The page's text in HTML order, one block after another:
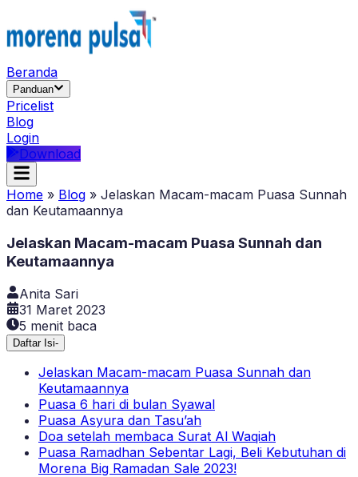
Beranda
Panduan
Pricelist
Blog
Login
Download
Home » Blog » Jelaskan Macam-macam Puasa Sunnah
dan Keutamaannya
Jelaskan Macam-macam Puasa Sunnah dan
Keutamaannya
Anita Sari
31 Maret 2023
5 menit baca
Daftar Isi-
Jelaskan Macam-macam Puasa Sunnah dan
Keutamaannya
Puasa 6 hari di bulan Syawal
Puasa Asyura dan Tasu’ah
Doa setelah membaca Surat Al Waqiah
Puasa Ramadhan Sebentar Lagi, Beli Kebutuhan di
Morena Big Ramadan Sale 2023!